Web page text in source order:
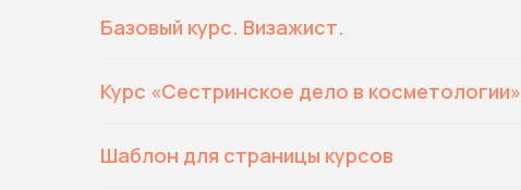
Базовый курс. Визажист.
Курс «Сестринское дело в косметологии»
Шаблон для страницы курсов